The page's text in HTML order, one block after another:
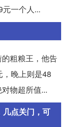
一个人...
粗粮王，他告
晚上则是48
物超所值...
几点关门，可